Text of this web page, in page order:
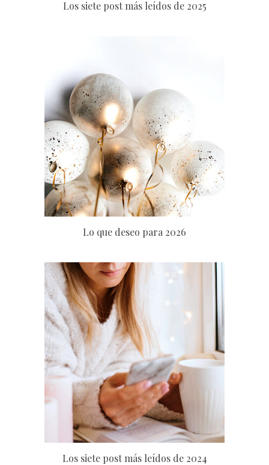
Los siete post más leídos de 2025
Lo que deseo para 2026
Los siete post más leídos de 2024